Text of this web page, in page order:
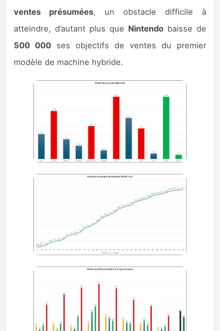
ventes présumées, un obstacle difficile à
atteindre, d’autant plus que Nintendobaisse de
500 000 ses objectifs de ventes du premier
modèle de machine hybride.